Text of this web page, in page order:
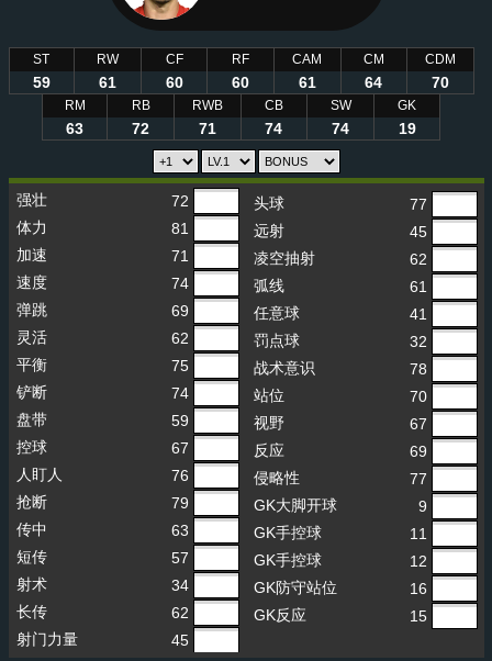
ST
59
RW
61
CF
60
RF
60
CAM
61
CM
64
CDM
70
RM
63
RB
72
RWB
71
CB
74
SW
74
GK
19
强壮
72
体力
81
加速
71
速度
74
弹跳
69
灵活
62
平衡
75
铲断
74
盘带
59
控球
67
人盯人
76
抢断
79
传中
63
短传
57
射术
34
长传
62
射门力量
45
头球
77
远射
45
凌空抽射
62
弧线
61
任意球
41
罚点球
32
战术意识
78
站位
70
视野
67
反应
69
侵略性
77
GK大脚开球
9
GK手控球
11
GK手控球
12
GK防守站位
16
GK反应
15